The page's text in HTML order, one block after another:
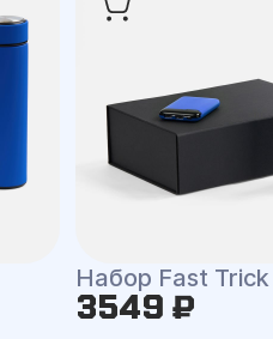
Набор Fast Trick
3549 ₽